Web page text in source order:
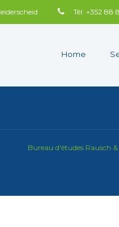
Tél: +352 88
Home
Bureau d'études Rausch &